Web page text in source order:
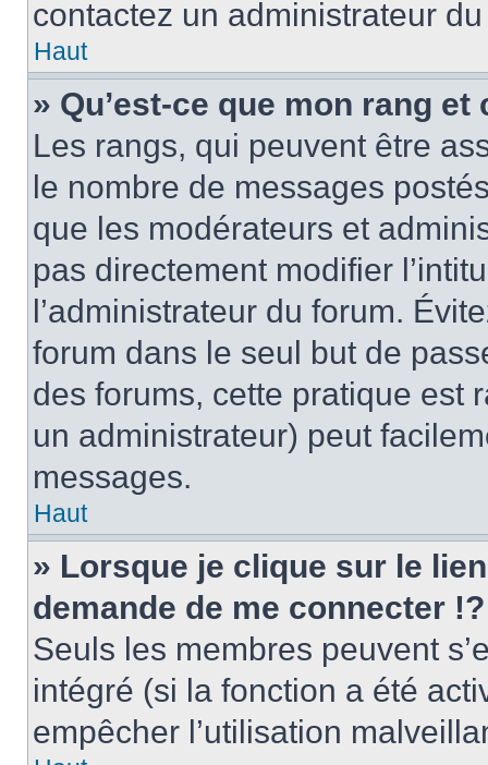
contactez un administrateur
Haut
» Qu’est-ce que mon rang
Les rangs, qui peuvent être
le nombre de messages
que les modérateurs et
pas directement modifier
l’administrateur du forum.
forum dans le seul but de
des forums, cette pratique est
un administrateur) peut
messages.
Haut
» Lorsque je clique sur le
demande de me connecter !?
Seuls les membres peuvent
intégré (si la fonction a été
empêcher l’utilisation